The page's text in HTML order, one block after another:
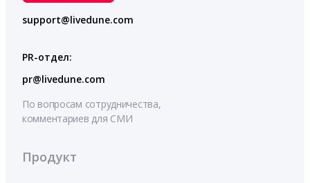
support@livedune.com
PR-отдел:
pr@livedune.com
По вопросам сотрудничества,
комментариев для СМИ
Продукт